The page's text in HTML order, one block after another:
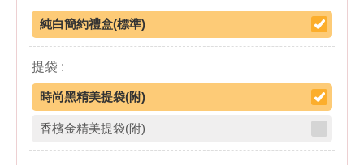
精選曼特寧咖啡(單層6入裝)
桔利酥(單層6入裝) $300
黑麻糬鳳梨酥(單層6入裝) $300
純白簡約禮盒(標準)
提袋 :
時尚黑精美提袋(附)
香檳金精美提袋(附)